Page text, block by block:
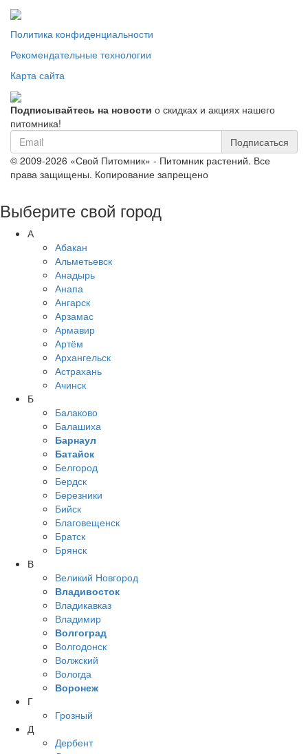
Политика конфиденциальности
Рекомендательные технологии
Карта сайта
Подписывайтесь на новости о скидках и акциях нашего
питомника!
Подписаться
© 2009-2026 «Свой Питомник» - Питомник растений. Все
права защищены. Копирование запрещено
Выберите свой город
А
Абакан
Альметьевск
Анадырь
Анапа
Ангарск
Арзамас
Армавир
Артём
Архангельск
Астрахань
Ачинск
Б
Балаково
Балашиха
Барнаул
Батайск
Белгород
Бердск
Березники
Бийск
Благовещенск
Братск
Брянск
В
Великий Новгород
Владивосток
Владикавказ
Владимир
Волгоград
Волгодонск
Волжский
Вологда
Воронеж
Г
Грозный
Д
Дербент